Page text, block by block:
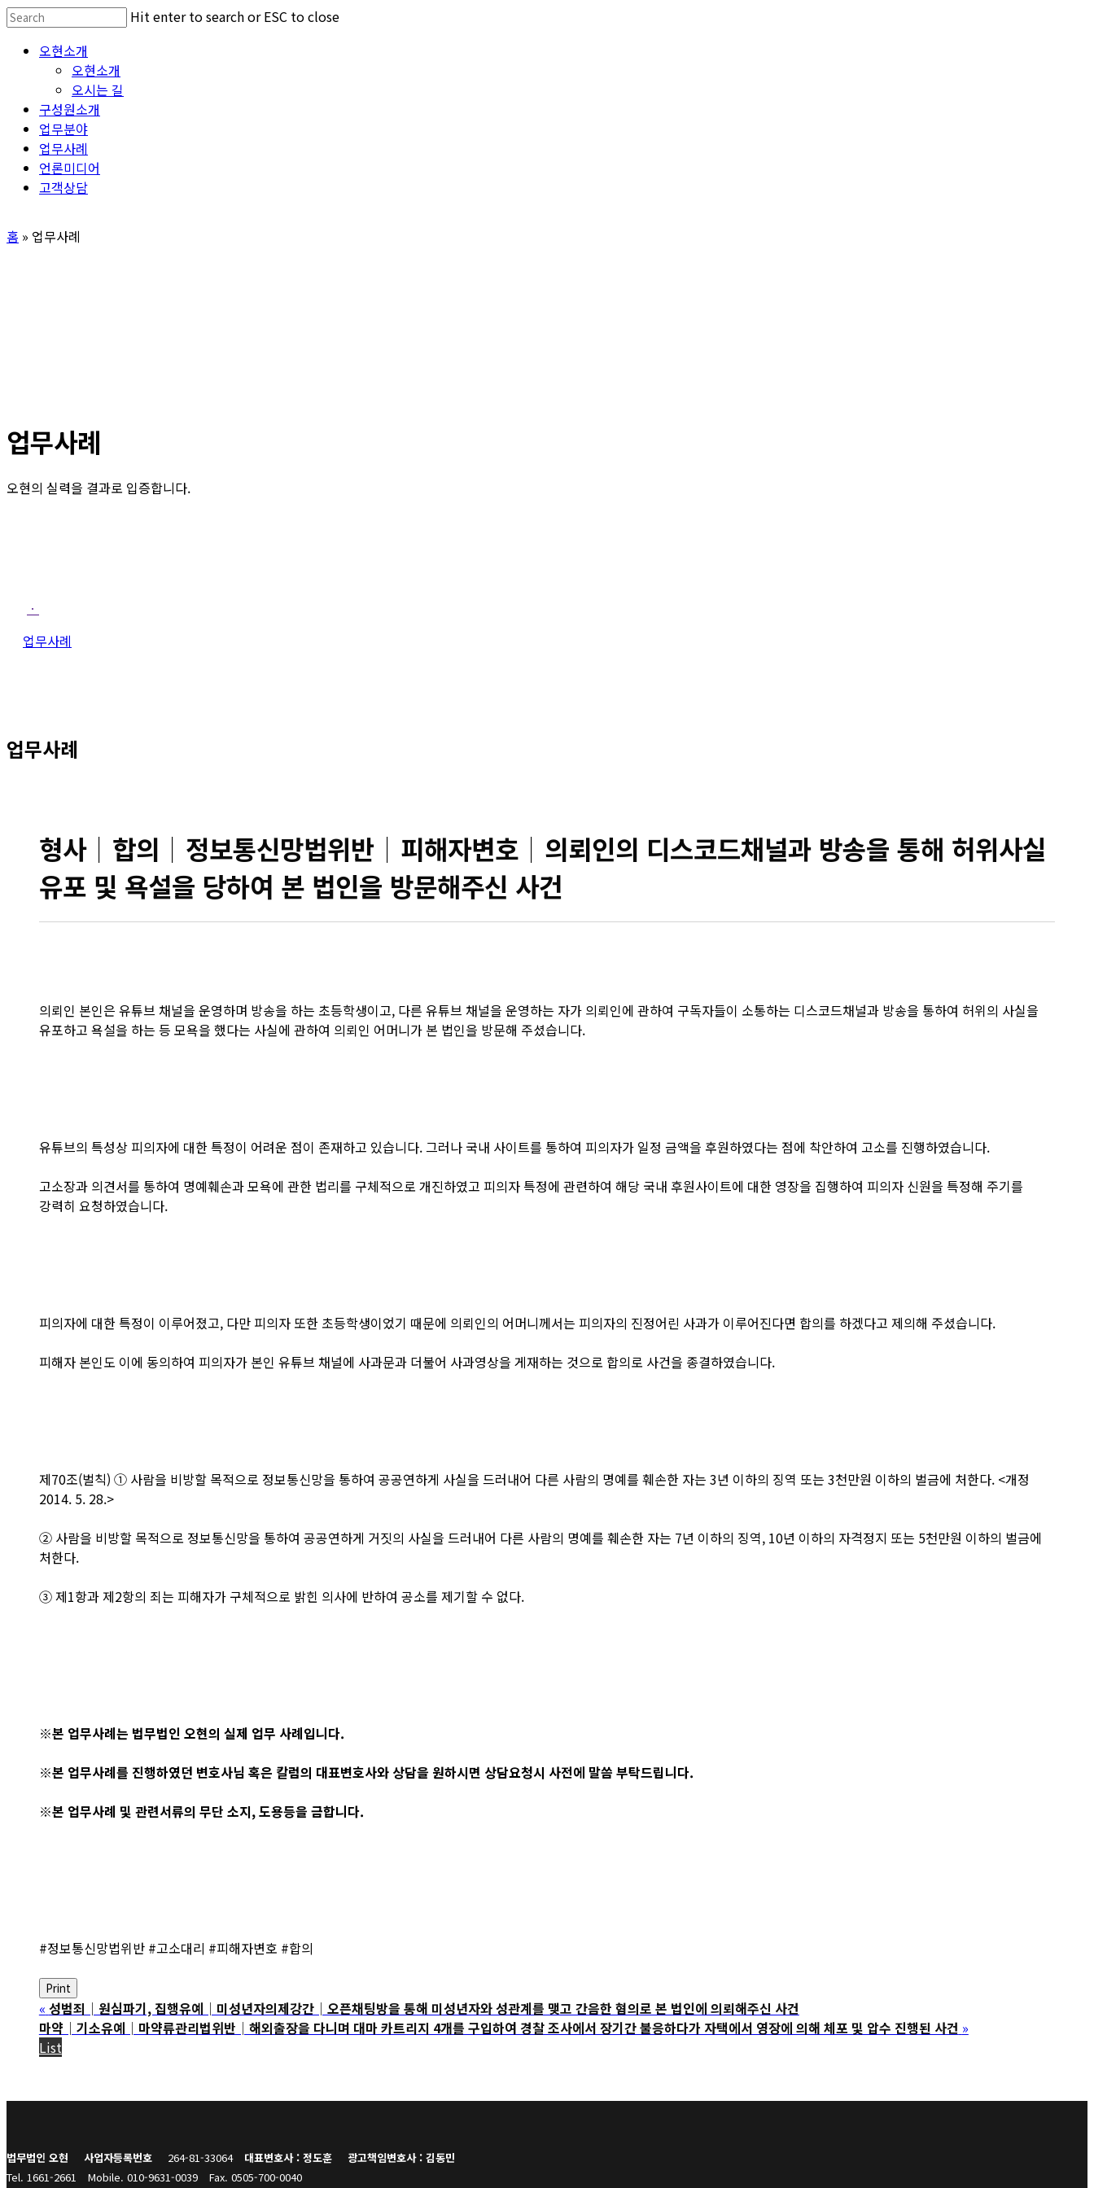
Skip
main
Hit enter to search or ESC to close
Search
Menu 오현소개
오현소개
오시는 길
구성원소개
업무분야
업무사례
언론미디어
고객상담
홈 » 업무사례
업무사례
오현의 실력을 결과로 입증합니다.
ㆍ
업무사례
업무사례
형사│합의│정보통신망법위반│피해자변호│의뢰인의 디스코드채널과 방송을 통해 허위사실
유포 및 욕설을 당하여 본 법인을 방문해주신 사건
의뢰인 본인은 유튜브 채널을 운영하며 방송을 하는 초등학생이고, 다른 유튜브 채널을 운영하는 자가 의뢰인에 관하여 구독자들이 소통하는 디스코드채널과 방송을 통하여 허위의 사실을
유포하고 욕설을 하는 등 모욕을 했다는 사실에 관하여 의뢰인 어머니가 본 법인을 방문해 주셨습니다.
유튜브의 특성상 피의자에 대한 특정이 어려운 점이 존재하고 있습니다. 그러나 국내 사이트를 통하여 피의자가 일정 금액을 후원하였다는 점에 착안하여 고소를 진행하였습니다.
고소장과 의견서를 통하여 명예훼손과 모욕에 관한 법리를 구체적으로 개진하였고 피의자 특정에 관련하여 해당 국내 후원사이트에 대한 영장을 집행하여 피의자 신원을 특정해 주기를
강력히 요청하였습니다.
피의자에 대한 특정이 이루어졌고, 다만 피의자 또한 초등학생이었기 때문에 의뢰인의 어머니께서는 피의자의 진정어린 사과가 이루어진다면 합의를 하겠다고 제의해 주셨습니다.
피해자 본인도 이에 동의하여 피의자가 본인 유튜브 채널에 사과문과 더불어 사과영상을 게재하는 것으로 합의로 사건을 종결하였습니다.
제70조(벌칙) ① 사람을 비방할 목적으로 정보통신망을 통하여 공공연하게 사실을 드러내어 다른 사람의 명예를 훼손한 자는 3년 이하의 징역 또는 3천만원 이하의 벌금에 처한다. <개정
2014. 5. 28.>
② 사람을 비방할 목적으로 정보통신망을 통하여 공공연하게 거짓의 사실을 드러내어 다른 사람의 명예를 훼손한 자는 7년 이하의 징역, 10년 이하의 자격정지 또는 5천만원 이하의 벌금에
처한다.
③ 제1항과 제2항의 죄는 피해자가 구체적으로 밝힌 의사에 반하여 공소를 제기할 수 없다.
※본 업무사례는 법무법인 오현의 실제 업무 사례입니다.
※본 업무사례를 진행하였던 변호사님 혹은 칼럼의 대표변호사와 상담을 원하시면 상담요청시 사전에 말씀 부탁드립니다.
※본 업무사례 및 관련서류의 무단 소지, 도용등을 금합니다.
#정보통신망법위반 #고소대리 #피해자변호 #합의
Print
« 성범죄│원심파기, 집행유예│미성년자의제강간│오픈채팅방을 통해 미성년자와 성관계를 맺고 간음한 혐의로 본 법인에 의뢰해주신 사건
마약│기소유예│마약류관리법위반│해외출장을 다니며 대마 카트리지 4개를 구입하여 경찰 조사에서 장기간 불응하다가 자택에서 영장에 의해 체포 및 압수 진행된 사건 »
List
법무법인 오현 사업자등록번호 264-81-33064 대표변호사 : 정도훈
광고책임변호사 : 김동민
Tel. 1661-2661
Mobile. 010-9631-0039
Fax. 0505-700-0040